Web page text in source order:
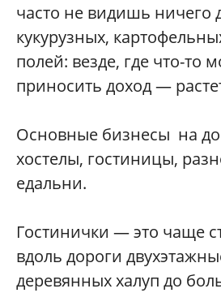
часто не видишь ничего
кукурузных,
полей: везде, где что-то
приносить доход —
Основные бизнесы на
хостелы, гостиницы,
едальни.
Гостинички — это чаще
вдоль дороги
деревянных халуп до